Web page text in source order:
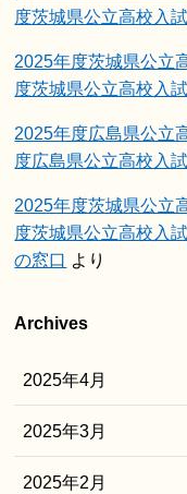
度茨城県公立高校入
2025年度茨城県公
度茨城県公立高校入
2025年度広島県公
度広島県公立高校入
2025年度茨城県公
度茨城県公立高校入
の窓口 より
Archives
2025年4月
2025年3月
2025年2月